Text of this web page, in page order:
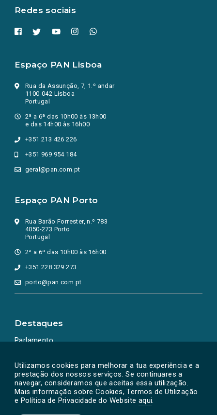
Utilizamos cookies para melhorar a tua experiência e a
prestação dos nossos serviços. Se continuares a
navegar, consideramos que aceitas essa utilização.
Mais informação sobre Cookies, Termos de Utilização
e Política de Privacidade do Website aqui.
Redes sociais
Espaço PAN Lisboa
Rua da Assunção, 7, 1.º andar
1100-042 Lisboa
Portugal
2ª a 6ª das 10h00 às 13h00
e das 14h00 às 16h00
+351 213 426 226
+351 969 954 184
geral@pan.com.pt
Espaço PAN Porto
Rua Barão Forrester, n.º 783
4050-273 Porto
Portugal
2ª a 6ª das 10h00 às 16h00
+351 228 329 273
porto@pan.com.pt
Destaques
Parlamento